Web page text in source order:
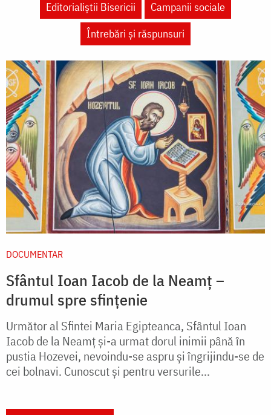
Editorialiștii Bisericii
Campanii sociale
Întrebări și răspunsuri
DOCUMENTAR
Sfântul Ioan Iacob de la Neamț –
drumul spre sfințenie
Următor al Sfintei Maria Egipteanca, Sfântul Ioan
Iacob de la Neamț și-a urmat dorul inimii până în
pustia Hozevei, nevoindu-se aspru și îngrijindu-se de
cei bolnavi. Cunoscut și pentru versurile...